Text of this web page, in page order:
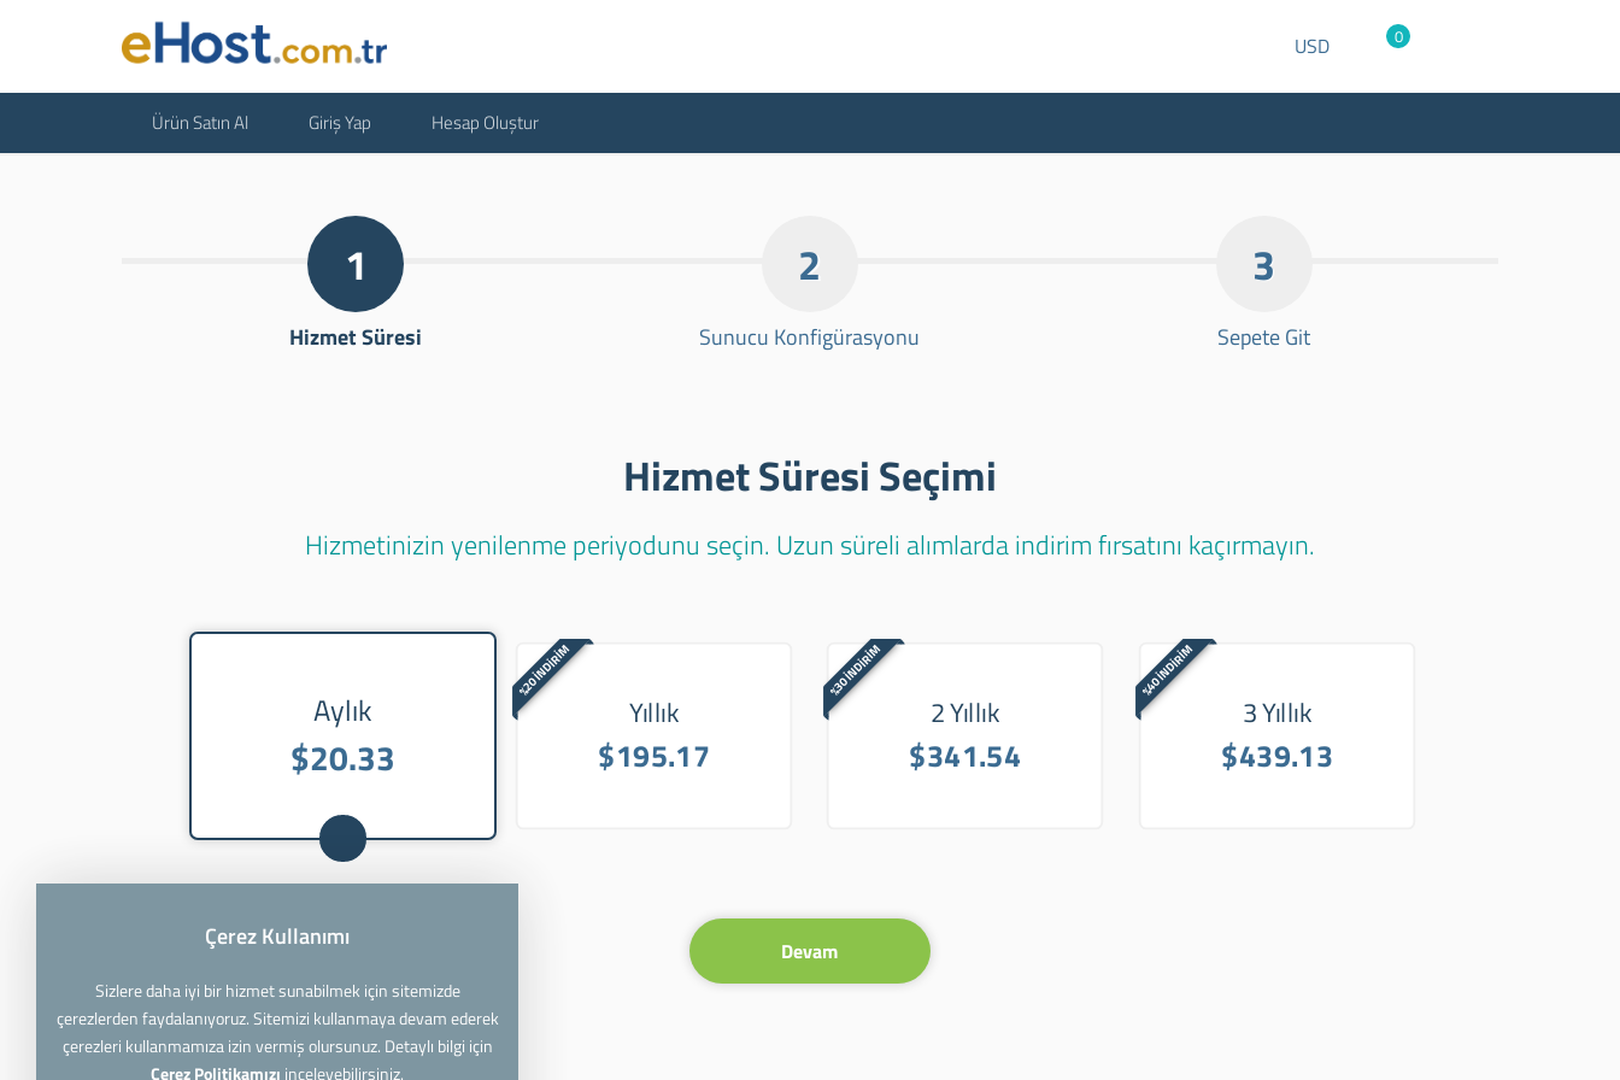
USD 0
Ürün Satın Al Giriş Yap Hesap Oluştur
1
Hizmet Süresi
2
Sunucu Konfigürasyonu
3
Sepete Git
Hizmet Süresi Seçimi
Hizmetinizin yenilenme periyodunu seçin. Uzun süreli alımlarda indirim fırsatını kaçırmayın.
Aylık
$20.33
%20 İNDİRİM
Yıllık
$195.17
%30 İNDİRİM
2 Yıllık
$341.54
%40 İNDİRİM
3 Yıllık
$439.13
Devam
Çerez Kullanımı
Sizlere daha iyi bir hizmet sunabilmek için sitemizde
çerezlerden faydalanıyoruz. Sitemizi kullanmaya devam ederek
çerezleri kullanmamıza izin vermiş olursunuz. Detaylı bilgi için
Çerez Politikamızı inceleyebilirsiniz.